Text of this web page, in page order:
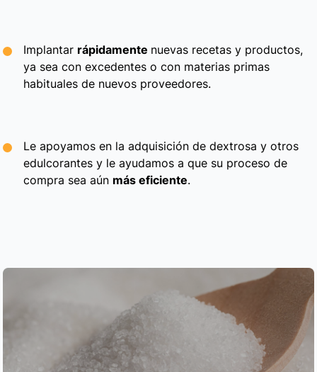
Implantar rápidamente nuevas recetas y productos,
ya sea con excedentes o con materias primas
habituales de nuevos proveedores.
Le apoyamos en la adquisición de dextrosa y otros
edulcorantes y le ayudamos a que su proceso de
compra sea aún más eficiente.